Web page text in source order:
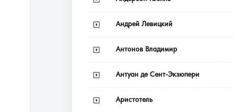
Андрей Левицкий
Антонов Владимир
Антуан де Сент-Экзюпери
Аристотель